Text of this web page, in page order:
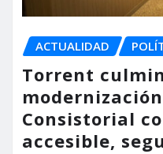
ACTUALIDAD
Torrent
Consistorial
accesible,